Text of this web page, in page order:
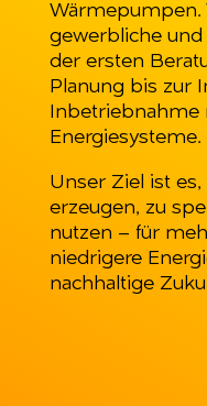
Wärmepumpen.
gewerbliche
der ersten
Planung bis zur
Energiesysteme.
Unser Ziel ist
erzeugen, zu
nutzen – für
niedrigere
nachhaltige